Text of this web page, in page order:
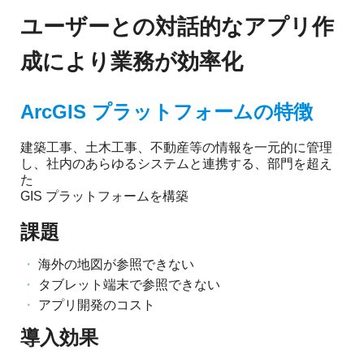
位
置
報
活
用
ク
対
策、
ジ
IoT
の
地
図
活
法
ご
紹
介
ユーザーとの対話的なアプリ作
成により業務が効率化
ArcGIS プラットフォームの特徴
建築工事、土木工事、不動産等の情報を一元的に管理
し、社内のあらゆるシステムと連携する、部門を超え
た
GIS プラットフォームを構築
課題
海外の地図が参照できない
タブレット端末で参照できない
アプリ開発のコスト
導入効果